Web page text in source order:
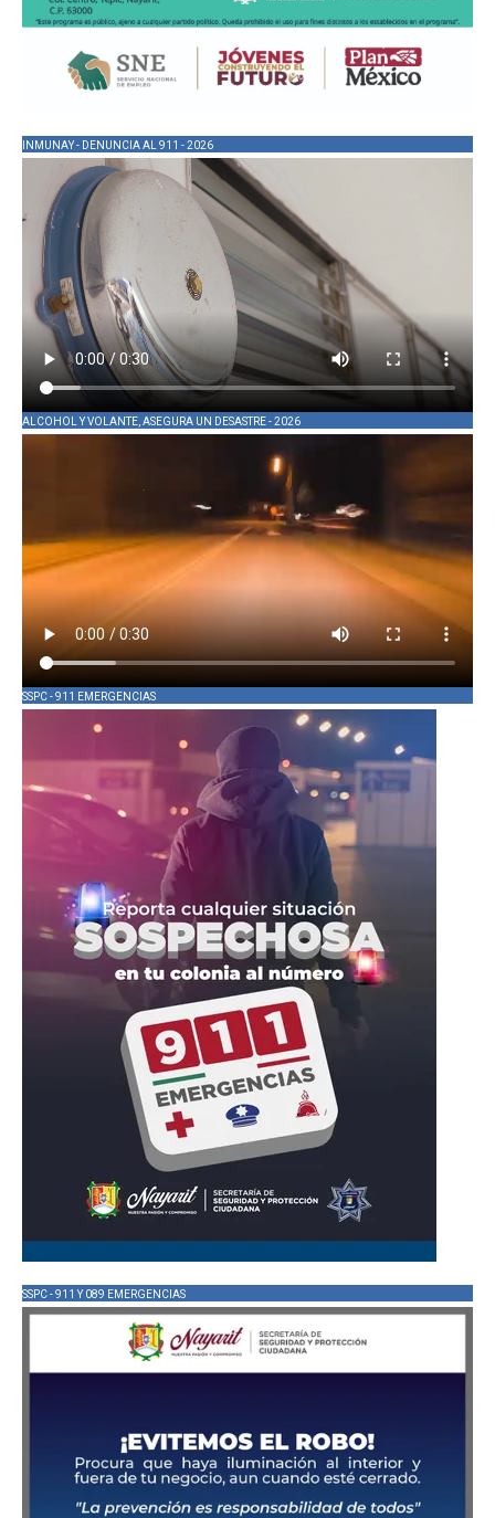
INMUNAY - DENUNCIA AL 911 - 2026
ALCOHOL Y VOLANTE, ASEGURA UN DESASTRE - 2026
SSPC - 911 EMERGENCIAS
SSPC - 911 Y 089 EMERGENCIAS